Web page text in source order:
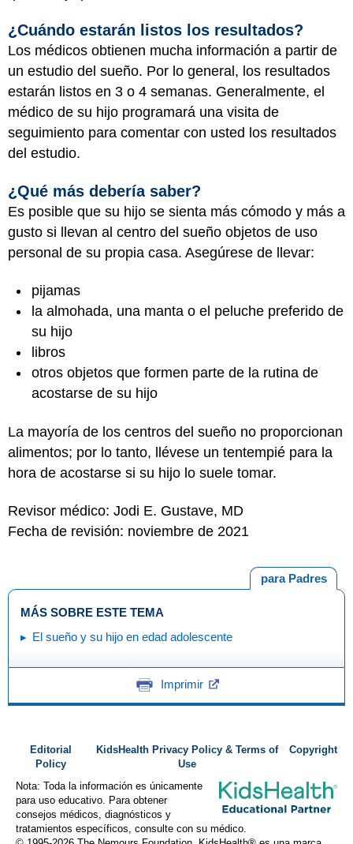
¿Cuándo estarán listos los resultados?
Los médicos obtienen mucha información a partir de
un estudio del sueño. Por lo general, los resultados
estarán listos en 3 o 4 semanas. Generalmente, el
médico de su hijo programará una visita de
seguimiento para comentar con usted los resultados
del estudio.
¿Qué más debería saber?
Es posible que su hijo se sienta más cómodo y más a
gusto si llevan al centro del sueño objetos de uso
personal de su propia casa. Asegúrese de llevar:
pijamas
la almohada, una manta o el peluche preferido de
su hijo
libros
otros objetos que formen parte de la rutina de
acostarse de su hijo
La mayoría de los centros del sueño no proporcionan
alimentos; por lo tanto, llévese un tentempié para la
hora de acostarse si su hijo lo suele tomar.
Revisor médico: Jodi E. Gustave, MD
Fecha de revisión: noviembre de 2021
para Padres
MÁS SOBRE ESTE TEMA
El sueño y su hijo en edad adolescente
Imprimir
Editorial
Policy
KidsHealth Privacy Policy & Terms of
Use
Copyright
Nota: Toda la información es únicamente
para uso educativo. Para obtener
consejos médicos, diagnósticos y
tratamientos específicos, consulte con su médico.